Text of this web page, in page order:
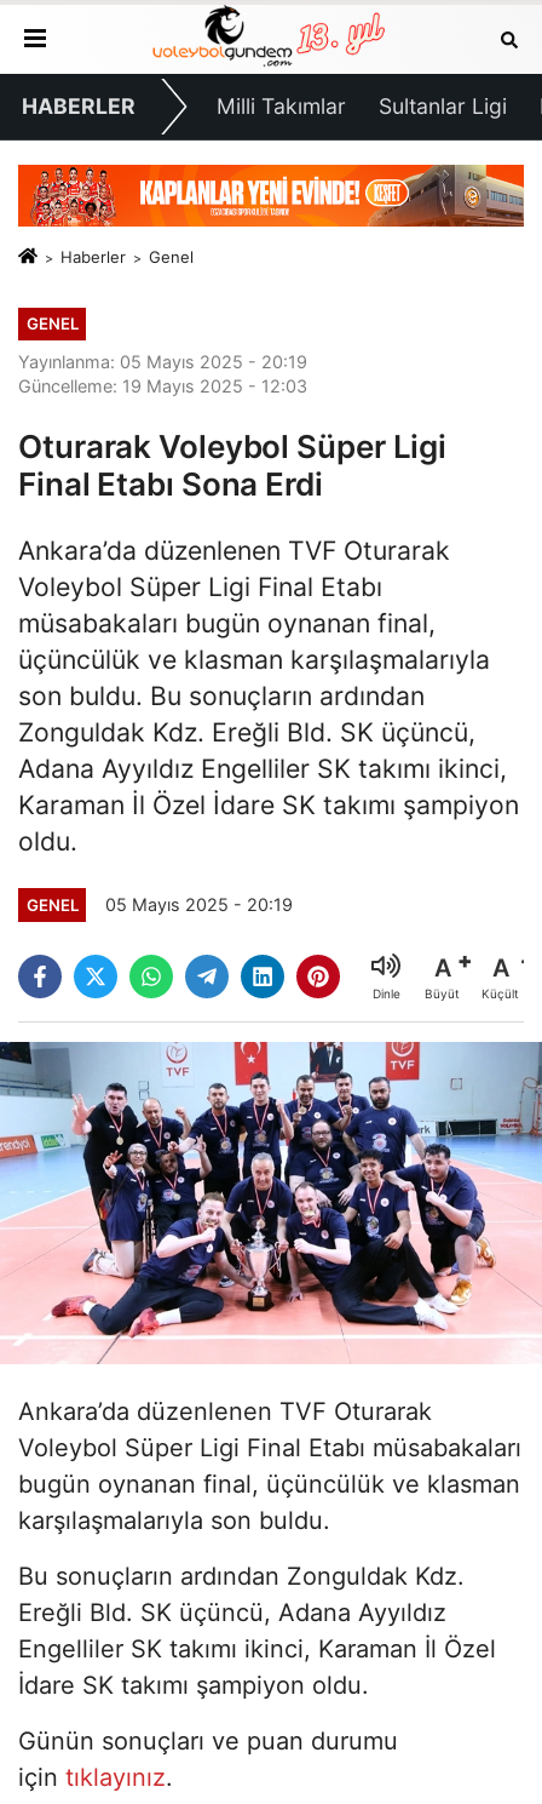
HABERLER Milli Takımlar Sultanlar Ligi
Haberler Genel
GENEL
Yayınlanma: 05 Mayıs 2025 - 20:19
Güncelleme: 19 Mayıs 2025 - 12:03
Oturarak Voleybol Süper Ligi
Final Etabı Sona Erdi
Ankara’da düzenlenen TVF Oturarak
Voleybol Süper Ligi Final Etabı
müsabakaları bugün oynanan final,
üçüncülük ve klasman karşılaşmalarıyla
son buldu. Bu sonuçların ardından
Zonguldak Kdz. Ereğli Bld. SK üçüncü,
Adana Ayyıldız Engelliler SK takımı ikinci,
Karaman İl Özel İdare SK takımı şampiyon
oldu.
GENEL 05 Mayıs 2025 - 20:19
Dinle
A
Büyüt
A
Küçült
Ankara’da düzenlenen TVF Oturarak
Voleybol Süper Ligi Final Etabı müsabakaları
bugün oynanan final, üçüncülük ve klasman
karşılaşmalarıyla son buldu.
Bu sonuçların ardından Zonguldak Kdz.
Ereğli Bld. SK üçüncü, Adana Ayyıldız
Engelliler SK takımı ikinci, Karaman İl Özel
İdare SK takımı şampiyon oldu.
Günün sonuçları ve puan durumu
için tıklayınız.